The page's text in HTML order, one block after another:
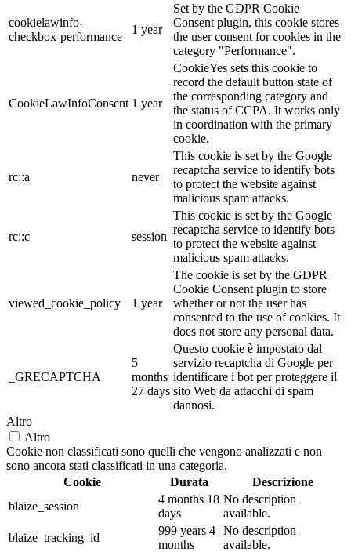
cookielawinfo-
checkbox-performance
1 year
Set by the GDPR Cookie
Consent plugin, this cookie stores
the user consent for cookies in the
category "Performance".
CookieLawInfoConsent 1 year
CookieYes sets this cookie to
record the default button state of
the corresponding category and
the status of CCPA. It works only
in coordination with the primary
cookie.
rc::a never
This cookie is set by the Google
recaptcha service to identify bots
to protect the website against
malicious spam attacks.
rc::c session
This cookie is set by the Google
recaptcha service to identify bots
to protect the website against
malicious spam attacks.
viewed_cookie_policy 1 year
The cookie is set by the GDPR
Cookie Consent plugin to store
whether or not the user has
consented to the use of cookies. It
does not store any personal data.
_GRECAPTCHA
5
months
27 days
Questo cookie è impostato dal
servizio recaptcha di Google per
identificare i bot per proteggere il
sito Web da attacchi di spam
dannosi.
Altro
Altro
Cookie non classificati sono quelli che vengono analizzati e non
sono ancora stati classificati in una categoria.
Cookie
Durata
Descrizione
blaize_session
4 months 18
days
No description
available.
blaize_tracking_id
999 years 4
months
No description
available.